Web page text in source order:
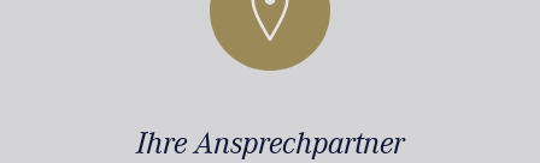
Ihre Ansprechpartner